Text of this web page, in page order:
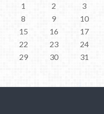
1
2
3
8 9
10
15 16
17
22 23
24
29 30
31